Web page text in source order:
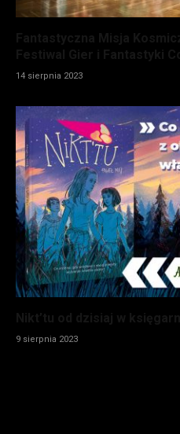
14 sierpnia 2023
9 sierpnia 2023